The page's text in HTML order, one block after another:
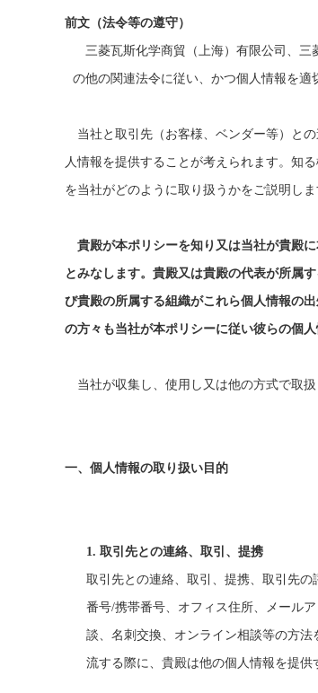
前文（法令等の遵守）
三菱瓦斯化学商貿（上海）有限公司、
の他の関連法令に従い、かつ個人情報を適
当社と取引先（お客様、ベンダー等）と
人情報を提供することが考えられます。知
を当社がどのように取り扱うかをご説明しま
貴殿が本ポリシーを知り又は当社が貴殿
とみなします。貴殿又は貴殿の代表が所属
び貴殿の所属する組織がこれら個人情報の
の方々も当社が本ポリシーに従い彼らの個
当社が収集し、使用し又は他の方式で取
一、 個人情報の取り扱い目的
1. 取引先との連絡、取引、提携
取引先との連絡、取引、提携、取引先の
番号/携帯番号、オフィス住所、メール
談、名刺交換、オンライン相談等の方
流する際に、貴殿は他の個人情報を提供